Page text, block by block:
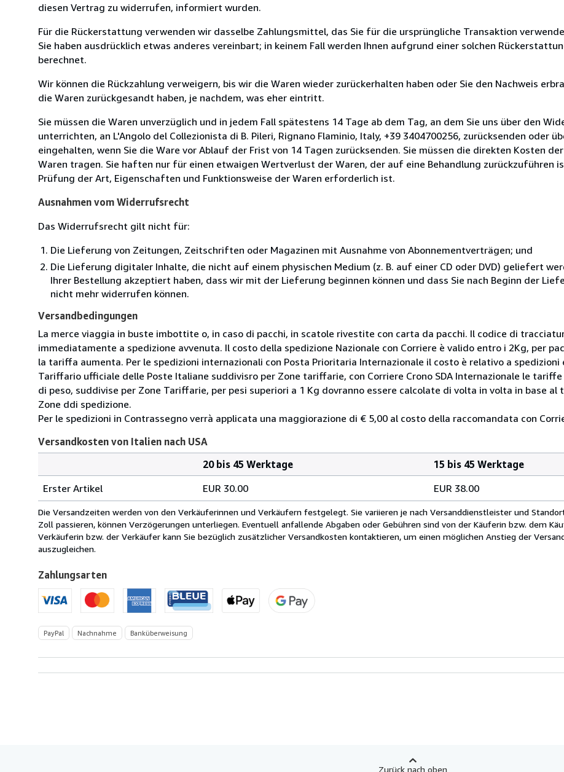
diesen Vertrag zu widerrufen, informiert wurden.
Für die Rückerstattung verwenden wir dasselbe Zahlungsmittel, das Sie für die ursprüngliche Transaktion
Sie haben ausdrücklich etwas anderes vereinbart; in keinem Fall werden Ihnen aufgrund einer solchen
berechnet.
Wir können die Rückzahlung verweigern, bis wir die Waren wieder zurückerhalten haben oder Sie den Nachweis
die Waren zurückgesandt haben, je nachdem, was eher eintritt.
Sie müssen die Waren unverzüglich und in jedem Fall spätestens 14 Tage ab dem Tag, an dem Sie uns über den
unterrichten, an L'Angolo del Collezionista di B. Pileri, Rignano Flaminio, Italy, +39 3404700256, zurücksenden oder
eingehalten, wenn Sie die Ware vor Ablauf der Frist von 14 Tagen zurücksenden. Sie müssen die direkten Kosten
Waren tragen. Sie haften nur für einen etwaigen Wertverlust der Waren, der auf eine Behandlung zurückzuführen
Prüfung der Art, Eigenschaften und Funktionsweise der Waren erforderlich ist.
Ausnahmen vom Widerrufsrecht
Das Widerrufsrecht gilt nicht für:
Die Lieferung von Zeitungen, Zeitschriften oder Magazinen mit Ausnahme von Abonnementverträgen; und
Die Lieferung digitaler Inhalte, die nicht auf einem physischen Medium (z. B. auf einer CD oder DVD) geliefert
Ihrer Bestellung akzeptiert haben, dass wir mit der Lieferung beginnen können und dass Sie nach Beginn der
nicht mehr widerrufen können.
Versandbedingungen
La merce viaggia in buste imbottite o, in caso di pacchi, in scatole rivestite con carta da pacchi. Il codice di
immediatamente a spedizione avvenuta. Il costo della spedizione Nazionale con Corriere è valido entro i 2Kg, per
la tariffa aumenta. Per le spedizioni internazionali con Posta Prioritaria Internazionale il costo è relativo a spedizioni
Tariffario ufficiale delle Poste Italiane suddivisro per Zone tariffarie, con Corriere Crono SDA Internazionale le
di peso, suddivise per Zone Tariffarie, per pesi superiori a 1 Kg dovranno essere calcolate di volta in volta in base al
Zone ddi spedizione.
Per le spedizioni in Contrassegno verrà applicata una maggiorazione di € 5,00 al costo della raccomandata con
Versandkosten von Italien nach USA
von
Italien
nach
USA
20 bis 45 Werktage
15 bis 45 Werktage
Erster Artikel
EUR 30.00 EUR 38.00
Die Versandzeiten werden von den Verkäuferinnen und Verkäufern festgelegt. Sie variieren je nach Versanddienstleister und
Zoll passieren, können Verzögerungen unterliegen. Eventuell anfallende Abgaben oder Gebühren sind von der Käuferin bzw. dem
Verkäuferin bzw. der Verkäufer kann Sie bezüglich zusätzlicher Versandkosten kontaktieren, um einen möglichen Anstieg der
auszugleichen.
Zahlungsarten
PayPal Nachnahme Banküberweisung
Zurück nach oben